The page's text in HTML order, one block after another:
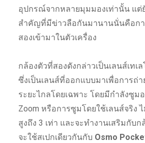
อุปกรณ์จากหลายมุมมองเท่านั้น แต่
สำคัญที่มีข่าวลือกันมานานนั่นคือกา
สองเข้ามาในตัวเครื่อง
กล้องตัวที่สองดังกล่าวเป็นเลนส์เทเ
ซึ่งเป็นเลนส์ที่ออกแบบมาเพื่อการถ่
ระยะไกลโดยเฉพาะ โดยมีกำลังซูม
Zoom หรือการซูมโดยใช้เลนส์จริง
สูงถึง 3 เท่า และจะทำงานเสริมกับ
จะใช้สเปกเดียวกันกับ Osmo